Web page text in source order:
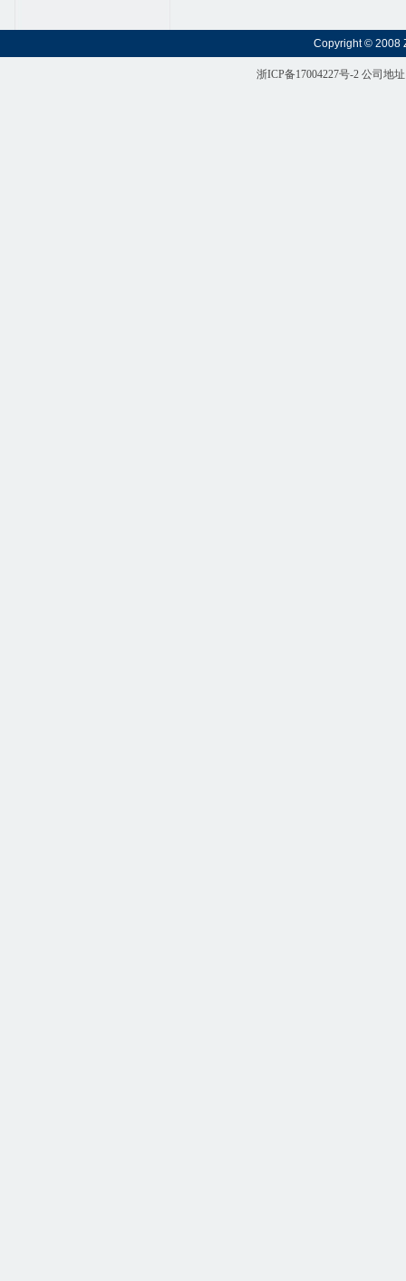
Copyright © 2008
浙ICP备17004227号-2 公司地